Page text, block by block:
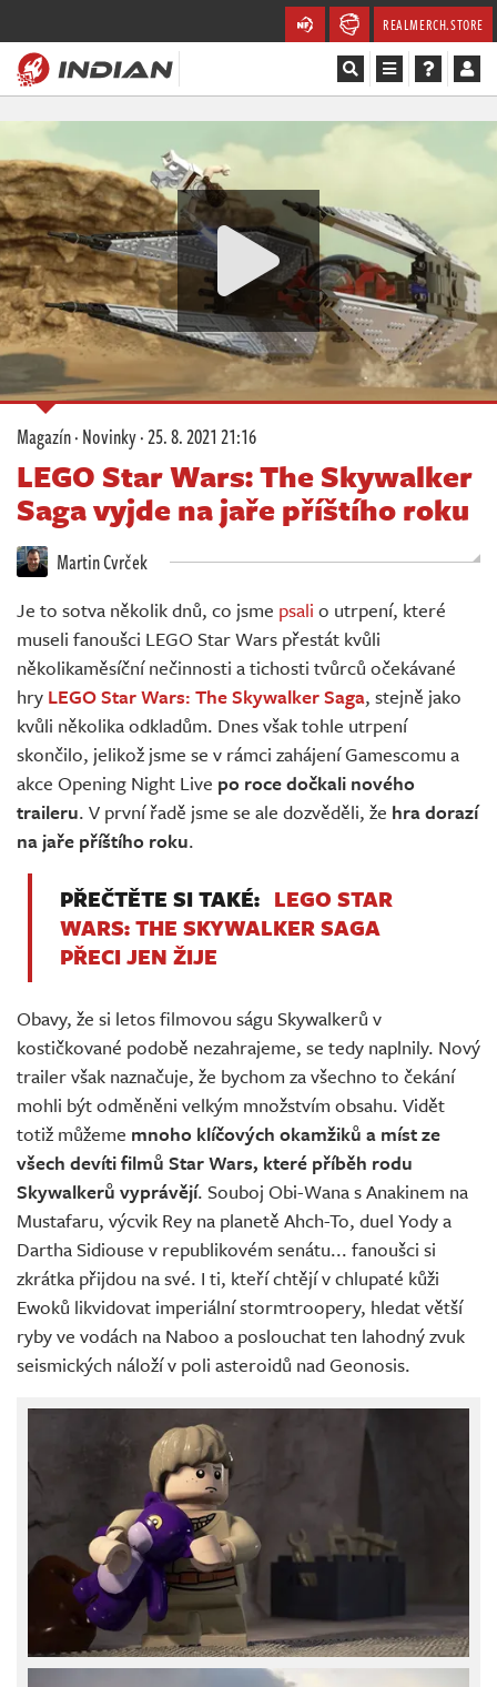
REALMERCH.STORE
Magazín
Recenze
Videa
Soutěže
Databáze
Komunita
Redakce
Živě
Magazín·Novinky·25. 8. 2021 21:16
LEGO Star Wars: The Skywalker
Saga vyjde na jaře příštího roku
Martin Cvrček
Je to sotva několik dnů, co jsme psali o utrpení, které
museli fanoušci LEGO Star Wars přestát kvůli
několikaměsíční nečinnosti a tichosti tvůrců očekávané
hry LEGO Star Wars: The Skywalker Saga, stejně jako
kvůli několika odkladům. Dnes však tohle utrpení
skončilo, jelikož jsme se v rámci zahájení Gamescomu a
akce Opening Night Live po roce dočkali nového
traileru. V první řadě jsme se ale dozvěděli, že hra dorazí
na jaře příštího roku.
PŘEČTĚTE SI TAKÉ: LEGO STAR
WARS: THE SKYWALKER SAGA
PŘECI JEN ŽIJE
Obavy, že si letos filmovou ságu Skywalkerů v
kostičkované podobě nezahrajeme, se tedy naplnily. Nový
trailer však naznačuje, že bychom za všechno to čekání
mohli být odměněni velkým množstvím obsahu. Vidět
totiž můžeme mnoho klíčových okamžiků a míst ze
všech devíti filmů Star Wars, které příběh rodu
Skywalkerů vyprávějí. Souboj Obi-Wana s Anakinem na
Mustafaru, výcvik Rey na planetě Ahch-To, duel Yody a
Dartha Sidiouse v republikovém senátu... fanoušci si
zkrátka přijdou na své. I ti, kteří chtějí v chlupaté kůži
Ewoků likvidovat imperiální stormtroopery, hledat větší
ryby ve vodách na Naboo a poslouchat ten lahodný zvuk
seismických náloží v poli asteroidů nad Geonosis.